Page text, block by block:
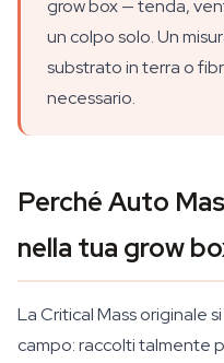
grow box — tenda,
un colpo solo. Un
substrato in terra o
necessario.
Perché Auto
nella tua grow
La Critical Mass originale
campo: raccolti talmente